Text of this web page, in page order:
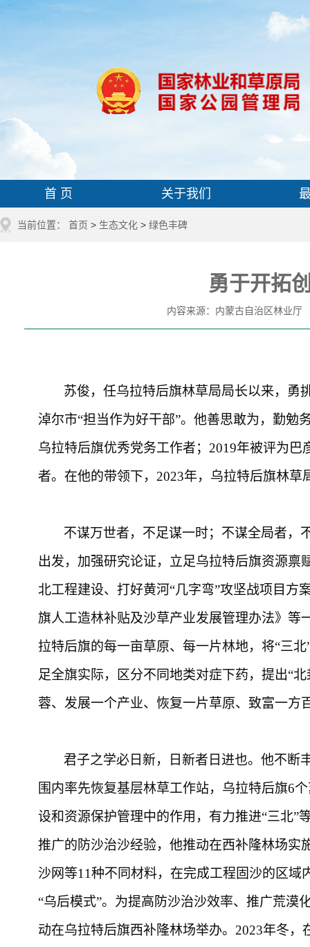
首 页 关于我们
当前位置： 首页 > 生态文化 > 绿色丰碑
勇于开拓
内容来源：内蒙古自治区林业厅
苏俊，任乌拉特后旗林草局局长以来，勇
淖尔市“担当作为好干部”。他善思敢为，勤勉
乌拉特后旗优秀党务工作者；2019年被评为
者。在他的带领下，2023年，乌拉特后旗林草
不谋万世者，不足谋一时；不谋全局者，
出发，加强研究论证，立足乌拉特后旗资源
北工程建设、打好黄河 “几字弯”攻坚战项目方
旗人工造林补贴及沙草产业发展管理办法》等
拉特后旗的每一亩草原、每一片林地，将“三
足全旗实际，区分不同地类对症下药，提出“
蓉、发展一个产业、恢复一片草原、致富一方
君子之学必日新，日新者日进也。他不断
围内率先恢复基层林草工作站，乌拉特后旗6
设和资源保护管理中的作用，有力推进“三北
推广的防沙治沙经验，他推动在西补隆林场实
沙网等11种不同材料，在完成工程固沙的区
“乌后模式”。为提高防沙治沙效率、推广荒漠
动在乌拉特后旗西补隆林场举办。2023年冬